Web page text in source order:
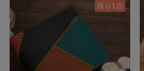
残り1点